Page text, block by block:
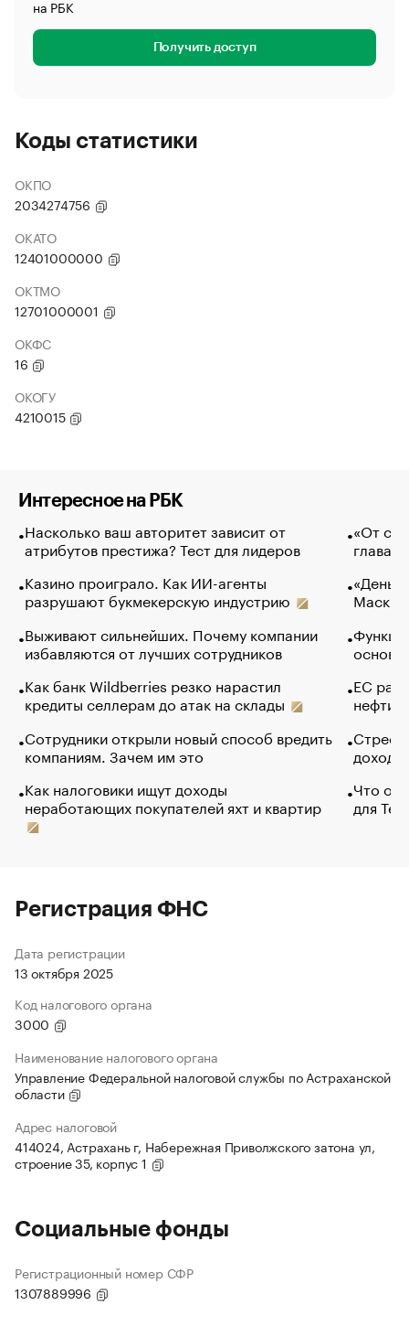
на РБК
Получить доступ
Коды статистики
ОКПО
2034274756
ОКАТО
12401000000
ОКТМО
12701000001
ОКФС
16
ОКОГУ
4210015
Интересное на РБК
Насколько ваш авторитет зависит от
атрибутов престижа? Тест для лидеров
Казино проиграло. Как ИИ-агенты
разрушают букмекерскую индустрию
Выживают сильнейших. Почему компании
избавляются от лучших сотрудников
Как банк Wildberries резко нарастил
кредиты селлерам до атак на склады
Сотрудники открыли новый способ вредить
компаниям. Зачем им это
Как налоговики ищут доходы
неработающих покупателей яхт и квартир
«От
глава
Маск в
основ
ЕС
нефти
Что
для
Регистрация ФНС
Дата регистрации
13 октября 2025
Код налогового органа
3000
Наименование налогового органа
Управление Федеральной налоговой службы по Астраханской
области
Адрес налоговой
414024, Астрахань г, Набережная Приволжского затона ул,
строение 35, корпус 1
Социальные фонды
Регистрационный номер СФР
1307889996